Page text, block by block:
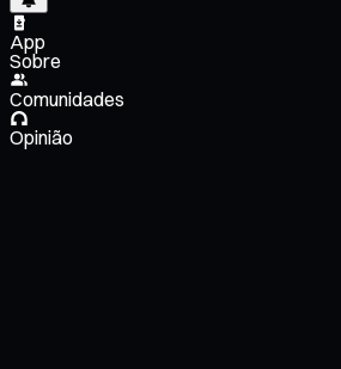
App
Sobre
Comunidades
Opinião